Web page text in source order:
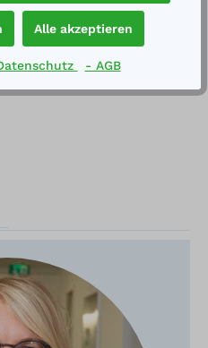
auf der…Mehr
Alle akzeptieren
- AGB